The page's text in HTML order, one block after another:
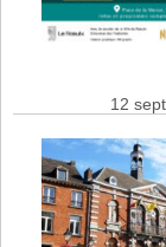
12